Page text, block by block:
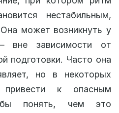
нестабильным,
может возникнуть у
вне зависимости от
подготовки. Часто она
но в некоторых
привести к опасным
понять, чем это